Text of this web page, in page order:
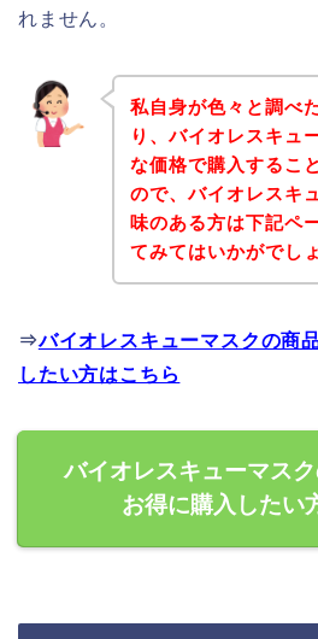
れません。
私自身が色々と調べ
り、バイオレスキュ
な価格で購入するこ
ので、バイオレスキ
味のある方は下記ペ
てみてはいかがでし
⇒バイオレスキューマスクの商
したい方はこちら
バイオレスキューマス
お得に購入したい